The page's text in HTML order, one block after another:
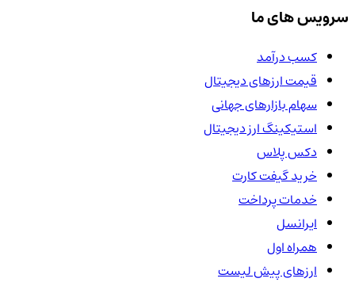
سرویس های ما
کسب درآمد
قیمت ارزهای دیجیتال
سهام بازارهای جهانی
استیکینگ ارز دیجیتال
دکس پلاس
خرید گیفت کارت
خدمات پرداخت
ایرانسل
همراه اول
ارزهای پیش لیست